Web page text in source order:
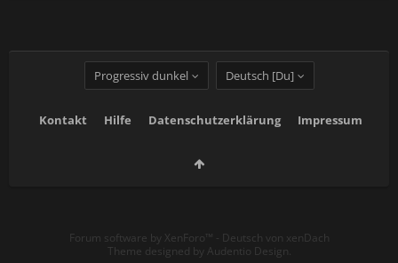
Progressiv dunkel Deutsch [Du]
Kontakt Hilfe Datenschutzerklärung Impressum
Forum software by XenForo™ - Deutsch von xenDach
Theme designed by Audentio Design.